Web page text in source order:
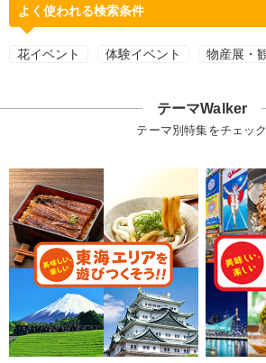
よく使われる検索条件
花イベント 体験イベント 物産展・
テーマWalker
テーマ別特集をチェック